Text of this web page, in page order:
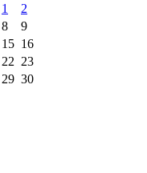
1
2
8
9
15 16
22 23
29 30